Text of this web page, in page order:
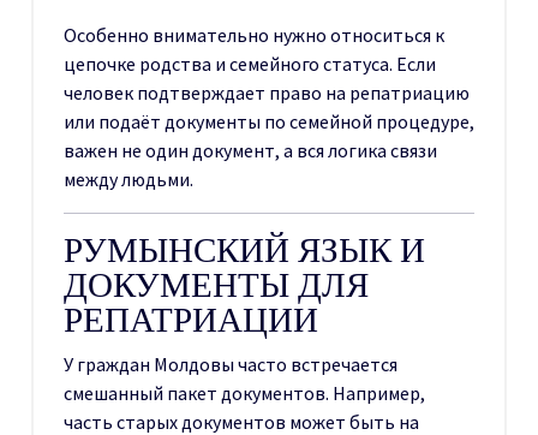
Особенно внимательно нужно относиться к
цепочке родства и семейного статуса. Если
человек подтверждает право на репатриацию
или подаёт документы по семейной процедуре,
важен не один документ, а вся логика связи
между людьми.
РУМЫНСКИЙ ЯЗЫК И
ДОКУМЕНТЫ ДЛЯ
РЕПАТРИАЦИИ
У граждан Молдовы часто встречается
смешанный пакет документов. Например,
часть старых документов может быть на